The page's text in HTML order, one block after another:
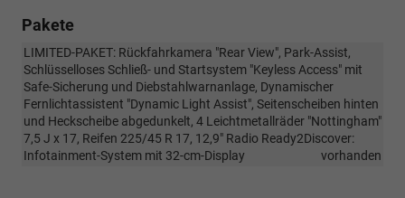
Pakete
LIMITED-PAKET: Rückfahrkamera "Rear View", Park-Assist,
Schlüsselloses Schließ- und Startsystem "Keyless Access" mit
Safe-Sicherung und Diebstahlwarnanlage, Dynamischer
Fernlichtassistent "Dynamic Light Assist", Seitenscheiben hinten
und Heckscheibe abgedunkelt, 4 Leichtmetallräder "Nottingham"
7,5 J x 17, Reifen 225/45 R 17, 12,9" Radio Ready2Discover:
Infotainment-System mit 32-cm-Display
vorhanden